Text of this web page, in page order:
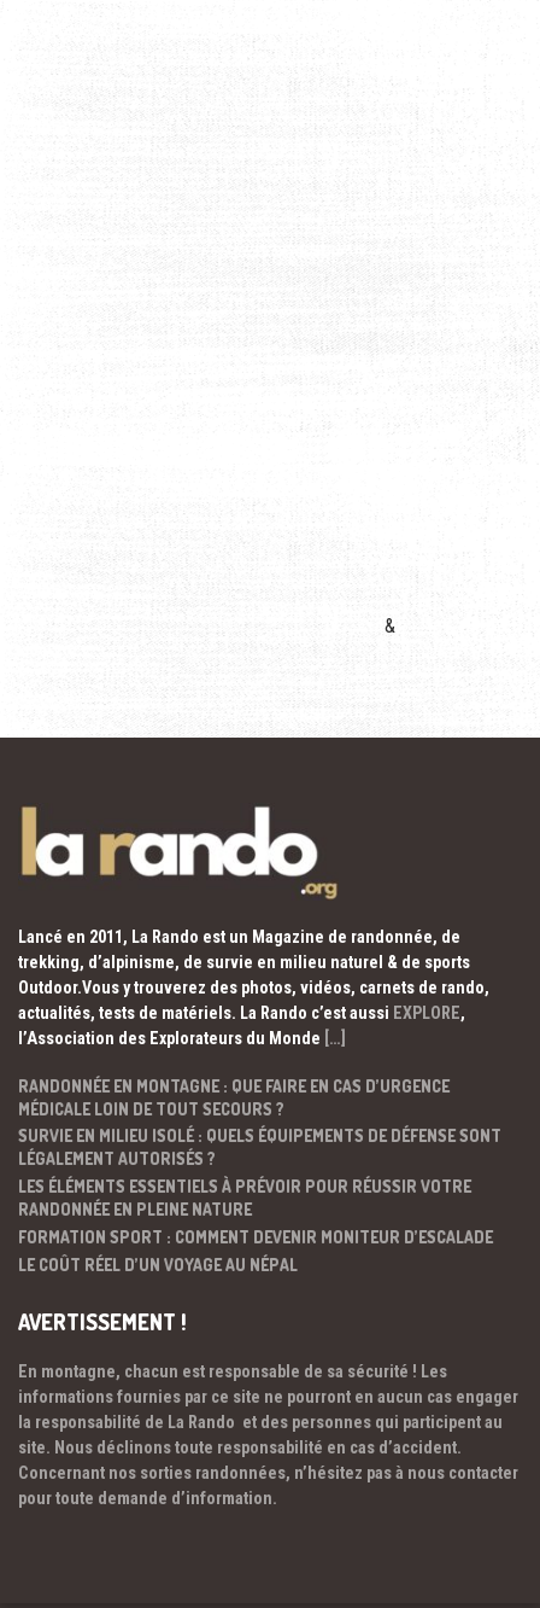
&
Lancé en 2011, La Rando est un Magazine de randonnée, de
trekking, d’alpinisme, de survie en milieu naturel & de sports
Outdoor.Vous y trouverez des photos, vidéos, carnets de rando,
actualités, tests de matériels. La Rando c’est aussi EXPLORE,
l’Association des Explorateurs du Monde […]
RANDONNÉE EN MONTAGNE : QUE FAIRE EN CAS D’URGENCE
MÉDICALE LOIN DE TOUT SECOURS ?
SURVIE EN MILIEU ISOLÉ : QUELS ÉQUIPEMENTS DE DÉFENSE SONT
LÉGALEMENT AUTORISÉS ?
LES ÉLÉMENTS ESSENTIELS À PRÉVOIR POUR RÉUSSIR VOTRE
RANDONNÉE EN PLEINE NATURE
FORMATION SPORT : COMMENT DEVENIR MONITEUR D’ESCALADE
LE COÛT RÉEL D’UN VOYAGE AU NÉPAL
AVERTISSEMENT !
En montagne, chacun est responsable de sa sécurité ! Les
informations fournies par ce site ne pourront en aucun cas engager
la responsabilité de La Rando et des personnes qui participent au
site. Nous déclinons toute responsabilité en cas d’accident.
Concernant nos sorties randonnées, n’hésitez pas à nous contacter
pour toute demande d’information.